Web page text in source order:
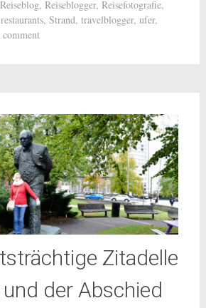
Reiseblog, Reiseblogger, Reisefotografie,
restaurants, Strand, travelblogger, ufer,
comment
Zitadelle
der Abschied